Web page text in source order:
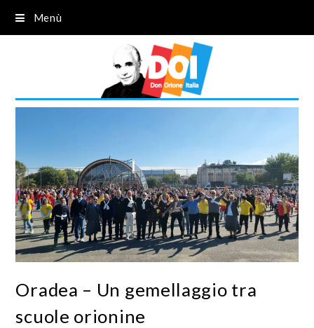
Menù
Oradea – Un gemellaggio tra
scuole orionine